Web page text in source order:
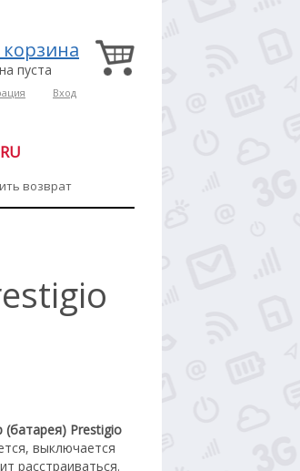
пуста
Вход
RU
возврат
(батарея) Prestigio
выключается
расстраиваться.